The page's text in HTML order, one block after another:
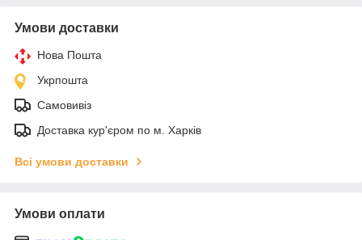
Умови доставки
Нова Пошта
Укрпошта
Самовивіз
Доставка кур'єром по м. Харків
Всі умови доставки
Умови оплати